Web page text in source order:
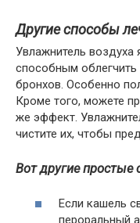
Другие способы
Увлажнитель воздуха
способным облегчить
бронхов. Особенно
Кроме того, можете
же эффект.
чистите их, чтобы
Вот другие
Если кашель
пероральный